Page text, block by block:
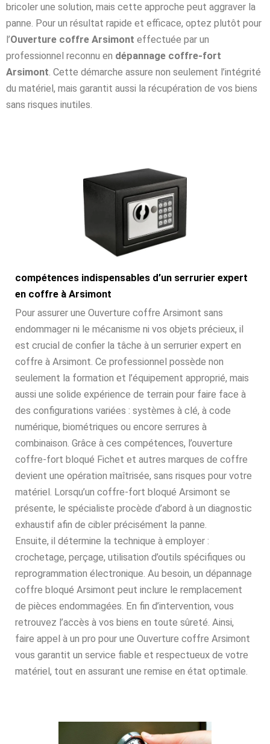
bricoler une solution, mais cette approche peut aggraver la
panne. Pour un résultat rapide et efficace, optez plutôt pour
l’Ouverture coffre Arsimont effectuée par un
professionnel reconnu en dépannage coffre-fort
Arsimont. Cette démarche assure non seulement l’intégrité
du matériel, mais garantit aussi la récupération de vos biens
sans risques inutiles.
compétences indispensables d’un serrurier expert
en coffre à Arsimont
Pour assurer une Ouverture coffre Arsimont sans
endommager ni le mécanisme ni vos objets précieux, il
est crucial de confier la tâche à un serrurier expert en
coffre à Arsimont. Ce professionnel possède non
seulement la formation et l’équipement approprié, mais
aussi une solide expérience de terrain pour faire face à
des configurations variées : systèmes à clé, à code
numérique, biométriques ou encore serrures à
combinaison. Grâce à ces compétences, l’ouverture
coffre-fort bloqué Fichet et autres marques de coffre
devient une opération maîtrisée, sans risques pour votre
matériel. Lorsqu’un coffre-fort bloqué Arsimont se
présente, le spécialiste procède d’abord à un diagnostic
exhaustif afin de cibler précisément la panne.
Ensuite, il détermine la technique à employer :
crochetage, perçage, utilisation d’outils spécifiques ou
reprogrammation électronique. Au besoin, un dépannage
coffre bloqué Arsimont peut inclure le remplacement
de pièces endommagées. En fin d’intervention, vous
retrouvez l’accès à vos biens en toute sûreté. Ainsi,
faire appel à un pro pour une Ouverture coffre Arsimont
vous garantit un service fiable et respectueux de votre
matériel, tout en assurant une remise en état optimale.